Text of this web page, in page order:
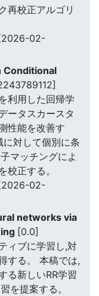
再校正アルゴリ
02-
Conditional
利用した回帰学
ータスカースタ
性能を改善す
対して個別に条
マッチングによ
校正する。
02-
networks via
[0.0]
ィブに学習し,対
する。 本稿では,
る新しいRR学習
を提案する。